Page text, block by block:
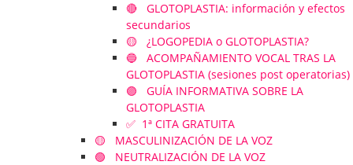
🔴 GLOTOPLASTIA: información y efectos
secundarios
🟡 ¿LOGOPEDIA o GLOTOPLASTIA?
🔵 ACOMPAÑAMIENTO VOCAL TRAS LA
GLOTOPLASTIA (sesiones post operatorias)
🟣 GUÍA INFORMATIVA SOBRE LA
GLOTOPLASTIA
✅ 1ª CITA GRATUITA
🟡 MASCULINIZACIÓN DE LA VOZ
🟢 NEUTRALIZACIÓN DE LA VOZ